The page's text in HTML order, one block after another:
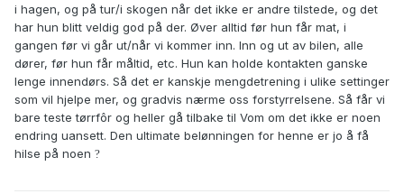
i hagen, og på tur/i skogen når det ikke er andre tilstede, og det
har hun blitt veldig god på der. Øver alltid før hun får mat, i
gangen før vi går ut/når vi kommer inn. Inn og ut av bilen, alle
dører, før hun får måltid, etc. Hun kan holde kontakten ganske
lenge innendørs. Så det er kanskje mengdetrening i ulike settinger
som vil hjelpe mer, og gradvis nærme oss forstyrrelsene. Så får vi
bare teste tørrfôr og heller gå tilbake til Vom om det ikke er noen
endring uansett. Den ultimate belønningen for henne er jo å få
hilse på noen ?